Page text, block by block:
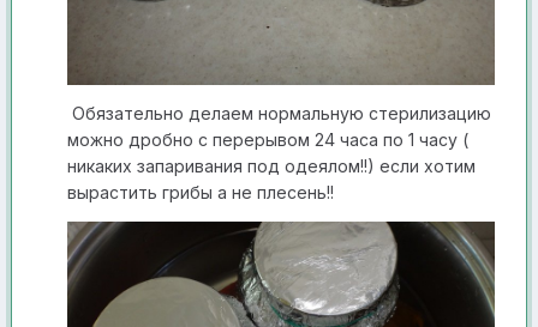
Обяз ательно делаем нормальную стерилизацию
можно дробно с перерыво м 24 часа по 1 часу (
никаких запаривания под одеялом!!) если хотим
вырастить грибы а не плесень!!